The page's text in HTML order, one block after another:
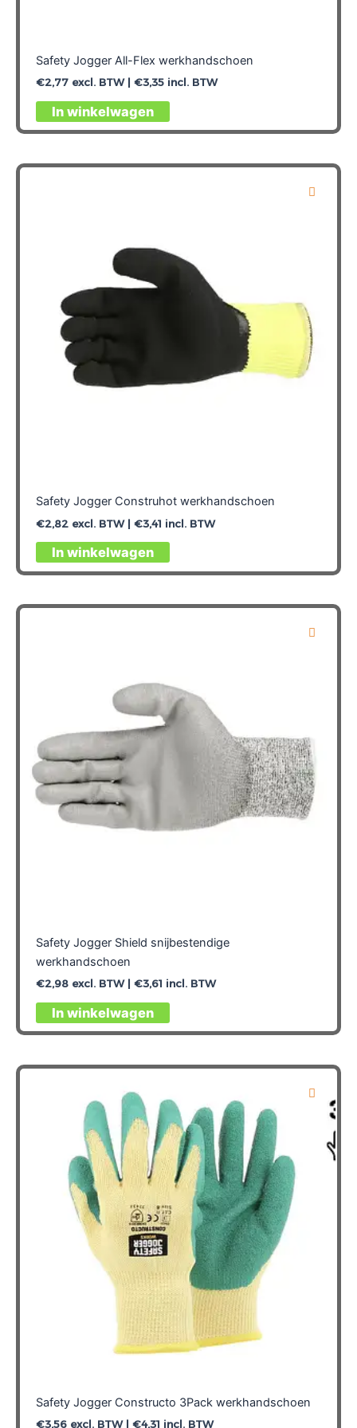
Safety Jogger All-Flex werkhandschoen
€2,77excl. BTW | €3,35incl. BTW
In winkelwagen
Dit
product
meerdere
gekozen
worden
productpagina
Safety Jogger Construhot werkhandschoen
€2,82excl. BTW | €3,41 incl. BTW
In winkelwagen
Dit
product
meerdere
gekozen
worden
productpagina
Safety Jogger Shield snijbestendige
werkhandschoen
€2,98excl. BTW | €3,61 incl. BTW
In winkelwagen
Dit
product
meerdere
Deze
optie
kan
gekozen
worden
de
productpagina
Safety Jogger Constructo 3Pack werkhandschoen
€3,56excl. BTW | €4,31 incl. BTW